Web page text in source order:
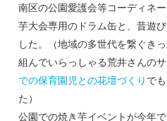
南区の公園愛護会等コーディネ
芋大会専用のドラム缶と、昔遊
した。（地域の多世代を繋ぐき
組んでいらっしゃる荒井さんのサ
での保育園児との花壇づくり で
た）
公園での焼き芋イベントが今年